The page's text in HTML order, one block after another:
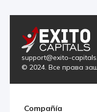
support@exito-
© 2024. Все права
Compañía